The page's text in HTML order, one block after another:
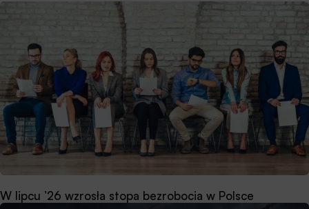
W lipcu ’26 wzrosła stopa bezrobocia w Polsce